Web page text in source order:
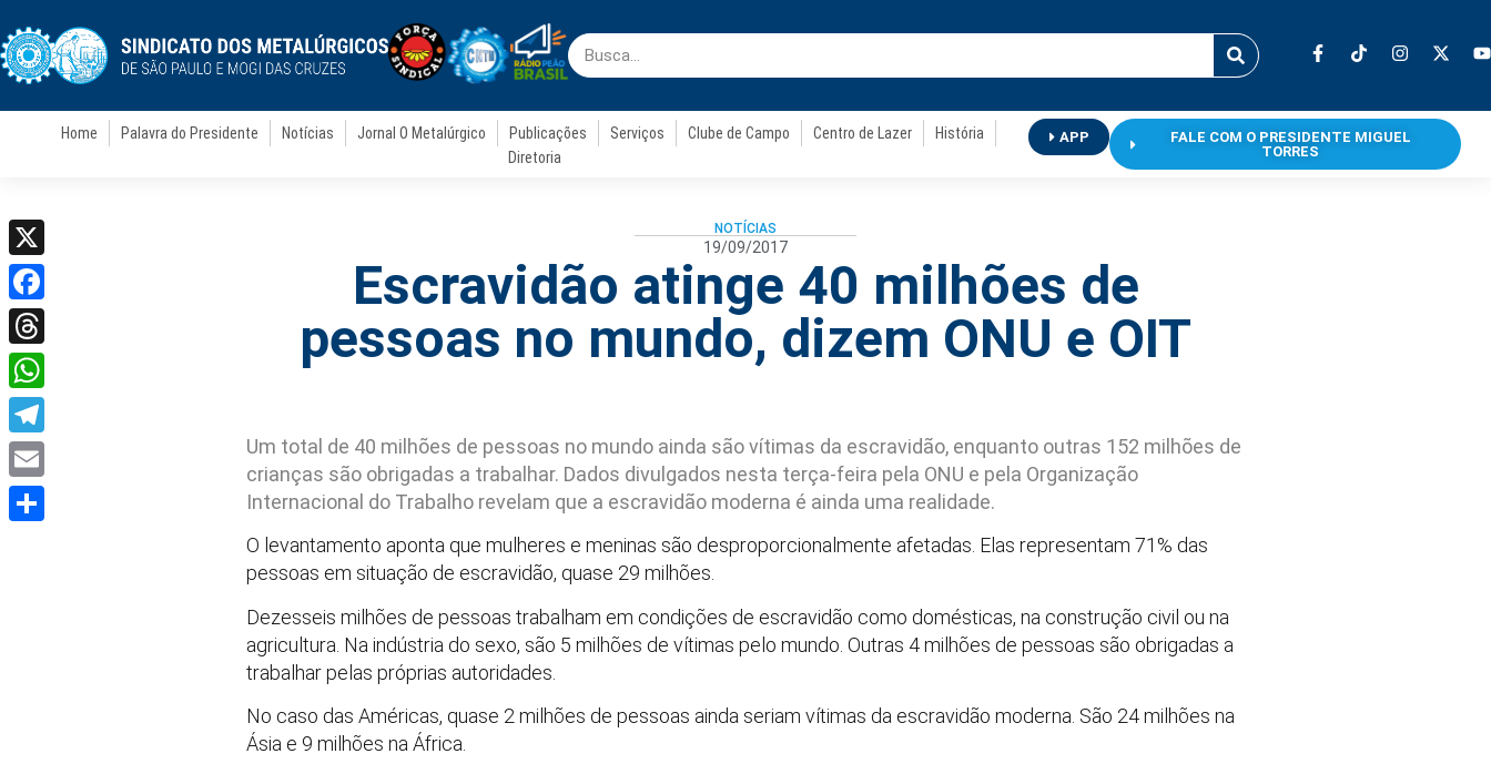
Home Palavra do Presidente Notícias Jornal O Metalúrgico Publicações Serviços Clube de Campo Centro de Lazer
História
Diretoria
APP
FALE COM O PRESIDENTE MIGUEL
TORRES
NOTÍCIAS
19/09/2017
Escravidão atinge 40 milhões de
pessoas no mundo, dizem ONU e OIT
Um total de 40 milhões de pessoas no mundo ainda são vítimas da escravidão, enquanto outras 152 milhões de
crianças são obrigadas a trabalhar. Dados divulgados nesta terça-feira pela ONU e pela Organização
Internacional do Trabalho revelam que a escravidão moderna é ainda uma realidade.
O levantamento aponta que mulheres e meninas são desproporcionalmente afetadas. Elas representam 71% das
pessoas em situação de escravidão, quase 29 milhões.
Dezesseis milhões de pessoas trabalham em condições de escravidão como domésticas, na construção civil ou na
agricultura. Na indústria do sexo, são 5 milhões de vítimas pelo mundo. Outras 4 milhões de pessoas são obrigadas a
trabalhar pelas próprias autoridades.
No caso das Américas, quase 2 milhões de pessoas ainda seriam vítimas da escravidão moderna. São 24 milhões na
Ásia e 9 milhões na África.
X
Facebook
Threads
WhatsApp
Telegram
Email